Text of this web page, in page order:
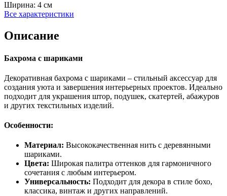
Ширина: 4 см
Все характеристики
Описание
Бахрома с шариками
Декоративная бахрома с шариками – стильный аксессуар для
создания уюта и завершения интерьерных проектов. Идеально
подходит для украшения штор, подушек, скатертей, абажуров
и других текстильных изделий.
Особенности:
Материал: Высококачественная нить с деревянными
шариками.
Цвета: Широкая палитра оттенков для гармоничного
сочетания с любым интерьером.
Универсальность: Подходит для декора в стиле бохо,
классика, винтаж и других направлений.